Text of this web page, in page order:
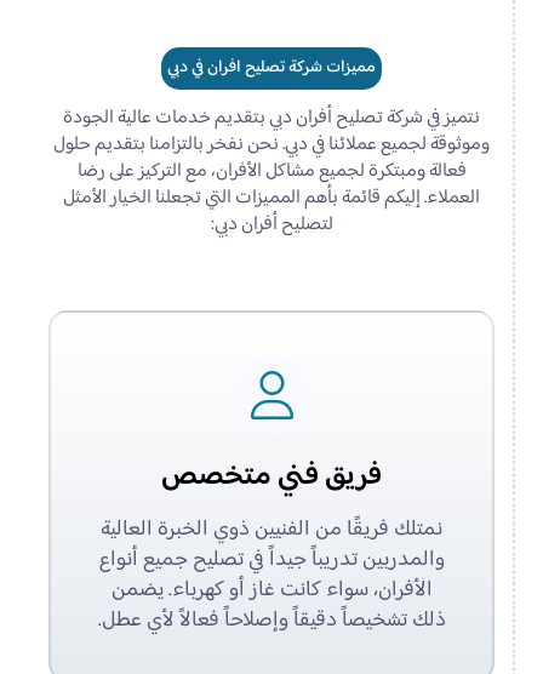
مميزات شركة تصليح افران في دبي
نتميز في شركة تصليح أفران دبي بتقديم خدمات عالية الجودة
وموثوقة لجميع عملائنا في دبي. نحن نفخر بالتزامنا بتقديم حلول
فعالة ومبتكرة لجميع مشاكل الأفران، مع التركيز على رضا
العملاء. إليكم قائمة بأهم المميزات التي تجعلنا الخيار الأمثل
لتصليح أفران دبي:
فريق فني متخصص
نمتلك فريقًا من الفنيين ذوي الخبرة العالية
والمدربين تدريباً جيداً في تصليح جميع أنواع
الأفران، سواء كانت غاز أو كهرباء. يضمن
ذلك تشخيصاً دقيقاً وإصلاحاً فعالاً لأي عطل.